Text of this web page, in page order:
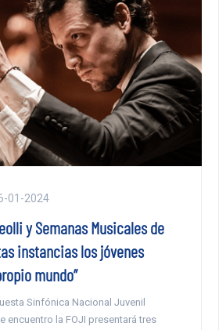
01-2024
y Semanas Musicales de
instancias los jóvenes
mundo”
Sinfónica Nacional Juvenil
encuentro la FOJI presentará tres